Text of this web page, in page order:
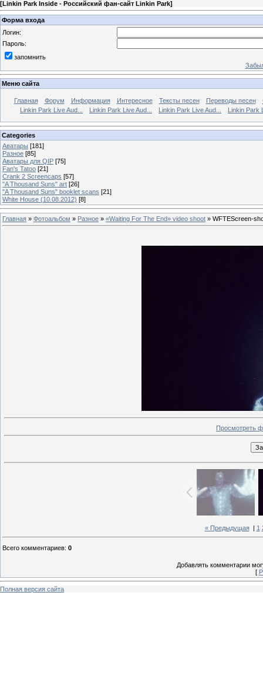
[Linkin Park Inside - Российский фан-сайт Linkin Park]
Форма входа
Логин:
Пароль:
запомнить
Меню сайта
Главная Форум Информация Интересное Тексты песен Переводы песен
Linkin Park Live Aud...
Linkin Park Live Aud... Linkin Park Live Aud... Linkin Park
Categories
Аватары [181]
Разное [85]
Аватары для QIP [75]
Fan's Tatoo [21]
Crank 2 Screencaps [57]
"A Thousand Suns" art [26]
"A Thousand Suns" booklet scans [21]
White House (10.08.2012) [8]
Главная » Фотоальбом » Разное » «Waiting For The End» video shoot » WFTEScreen-
Просмотреть
« Предыдущая| 1
Всего комментариев: 0
Добавлять комментарии
[
Полная версия сайта